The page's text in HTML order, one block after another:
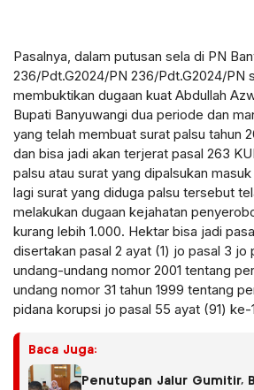
Pasalnya, dalam putusan sela di PN
236/Pdt.G2024/PN 236/Pdt.G2024/PN
membuktikan dugaan kuat Abdullah
Bupati Banyuwangi dua periode dan
yang telah membuat surat palsu tahun
dan bisa jadi akan terjerat pasal 263
palsu atau surat yang dipalsukan
lagi surat yang diduga palsu tersebut
melakukan dugaan kejahatan
kurang lebih 1.000. Hektar bisa jadi
disertakan pasal 2 ayat (1) jo pasal 3 jo
undang-undang nomor 2001 tentang
undang nomor 31 tahun 1999 tentang
pidana korupsi jo pasal 55 ayat (91) ke-
Baca Juga:
Penutupan Jalur Gumitir,